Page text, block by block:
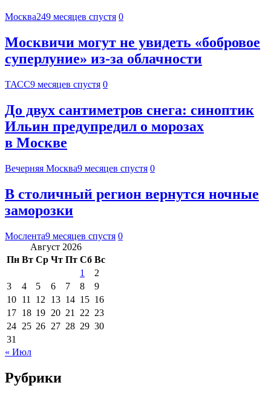
Москва249 месяцев спустя 0
Москвичи могут не увидеть «бобровое
суперлуние» из-за облачности
ТАСС9 месяцев спустя 0
До двух сантиметров снега: синоптик
Ильин предупредил о морозах
в Москве
Вечерняя Москва9 месяцев спустя 0
В столичный регион вернутся ночные
заморозки
Мослента9 месяцев спустя 0
Август 2026
Пн Вт Ср Чт Пт Сб Вс
1
2
3
4 5 6 7 8
9
10 11 12 13 14 15 16
17 18 19 20 21 22 23
24 25 26 27 28 29 30
31
« Июл
Рубрики